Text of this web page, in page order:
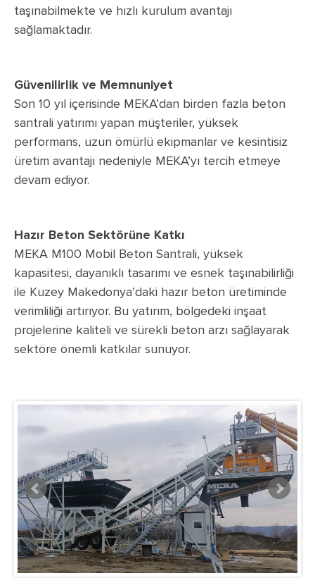
taşınabilmekte ve hızlı kurulum avantajı
sağlamaktadır.
Güvenilirlik ve Memnuniyet
Son 10 yıl içerisinde MEKA’dan birden fazla beton
santrali yatırımı yapan müşteriler, yüksek
performans, uzun ömürlü ekipmanlar ve kesintisiz
üretim avantajı nedeniyle MEKA’yı tercih etmeye
devam ediyor.
Hazır Beton Sektörüne Katkı
MEKA M100 Mobil Beton Santrali, yüksek
kapasitesi, dayanıklı tasarımı ve esnek taşınabilirliği
ile Kuzey Makedonya’daki hazır beton üretiminde
verimliliği artırıyor. Bu yatırım, bölgedeki inşaat
projelerine kaliteli ve sürekli beton arzı sağlayarak
sektöre önemli katkılar sunuyor.